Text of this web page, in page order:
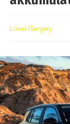
Lővei Gergely